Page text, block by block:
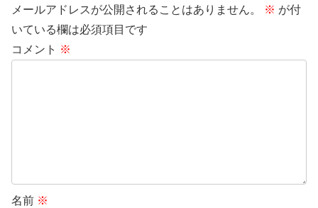
メールアドレスが公開されることはありません。 ※ が付
いている欄は必須項目です
コメント ※
名前 ※